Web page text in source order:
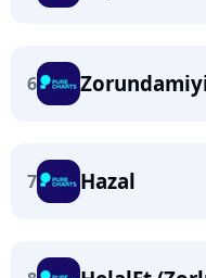
6
7 Hazal